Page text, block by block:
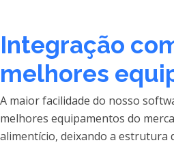
Integração
melhores
A maior facilidade do nosso
melhores equipamentos do
alimentício, deixando a estrutura